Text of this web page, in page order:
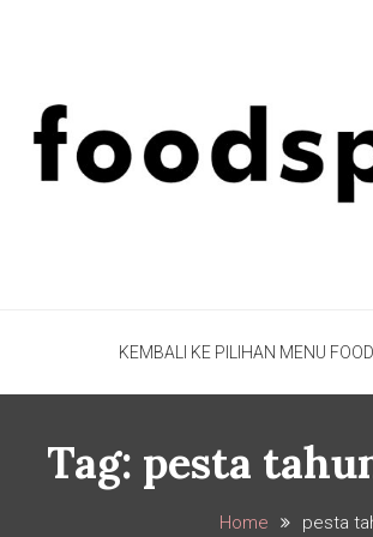
KEMBALI KE PILIHAN MENU
Tag: pesta
Home pesta